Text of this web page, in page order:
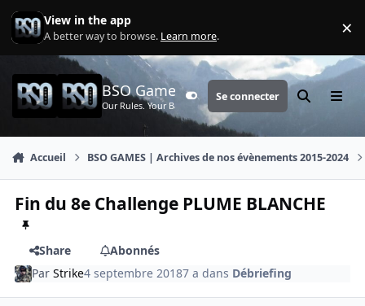
Aller au contenu
View in the app
A better way to browse. Learn more. ×
BSO Games
Our Rules. Your Battle.Customizer
Se connecter Rechercher
Menu
Accueil BSO GAMES | Archives de nos évènements 2015-2024
Fin du 8e Challenge PLUME BLANCHE
Share
Abonnés
ParStrike4 septembre 20187 a dans Débriefing